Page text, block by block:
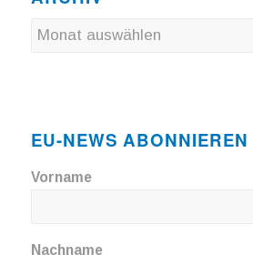
EU-NEWS ABONNIEREN
Vorname
Nachname